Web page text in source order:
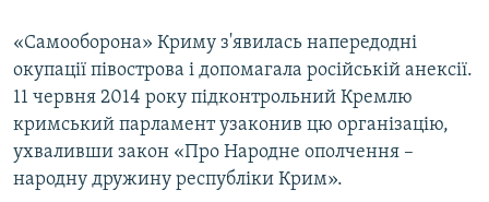
«Самооборона» Криму з'явилась напередодні
окупації півострова і допомагала російській анексії.
11 червня 2014 року підконтрольний Кремлю
кримський парламент узаконив цю організацію,
ухваливши закон «Про Народне ополчення –
народну дружину республіки Крим».